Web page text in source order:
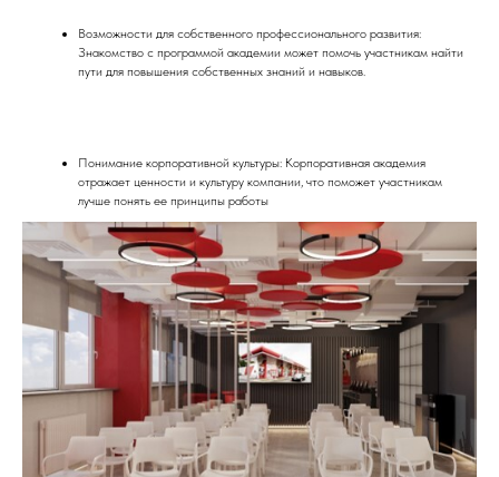
Возможности для собственного профессионального развития:
Знакомство с программой академии может помочь участникам найти
пути для повышения собственных знаний и навыков.
Понимание корпоративной культуры: Корпоративная академия
отражает ценности и культуру компании, что поможет участникам
лучше понять ее принципы работы